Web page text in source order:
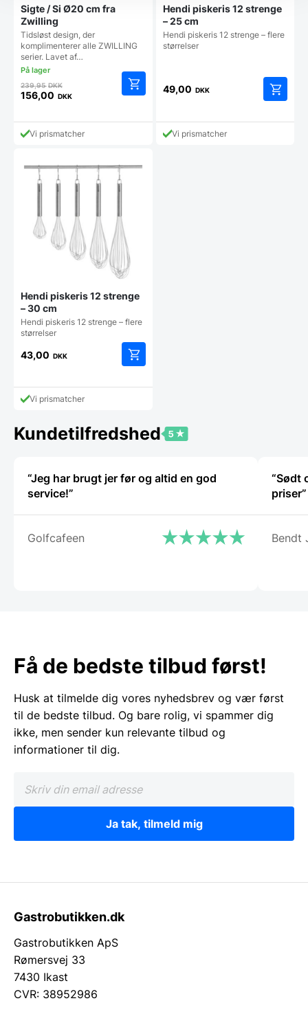
Sigte / Si Ø20 cm fra
Zwilling
Tidsløst design, der
komplimenterer alle ZWILLING
serier. Lavet af…
239,95DKKDen
oprindelige
var:
239,95 DKK.
156,00 DKK
aktuelle
prisVi prismatcher
Hendi piskeris 12 strenge
– 25 cm
Hendi piskeris 12 strenge – flere
størrelser
49,00 DKK
Vi prismatcher
Hendi piskeris 12 strenge
– 30 cm
Hendi piskeris 12 strenge – flere
størrelser
43,00 DKK
Vi prismatcher
Kundetilfredshed
“Jeg har brugt jer før og altid en god
service!”
Golfcafeen
“Sødt
priser”
Bendt
Få de bedste tilbud først!
Husk at tilmelde dig vores nyhedsbrev og vær først
til de bedste tilbud. Og bare rolig, vi spammer dig
ikke, men sender kun relevante tilbud og
informationer til dig.
Ja tak, tilmeld mig
Gastrobutikken.dk
Gastrobutikken ApS
Rømersvej 33
7430 Ikast
CVR: 38952986